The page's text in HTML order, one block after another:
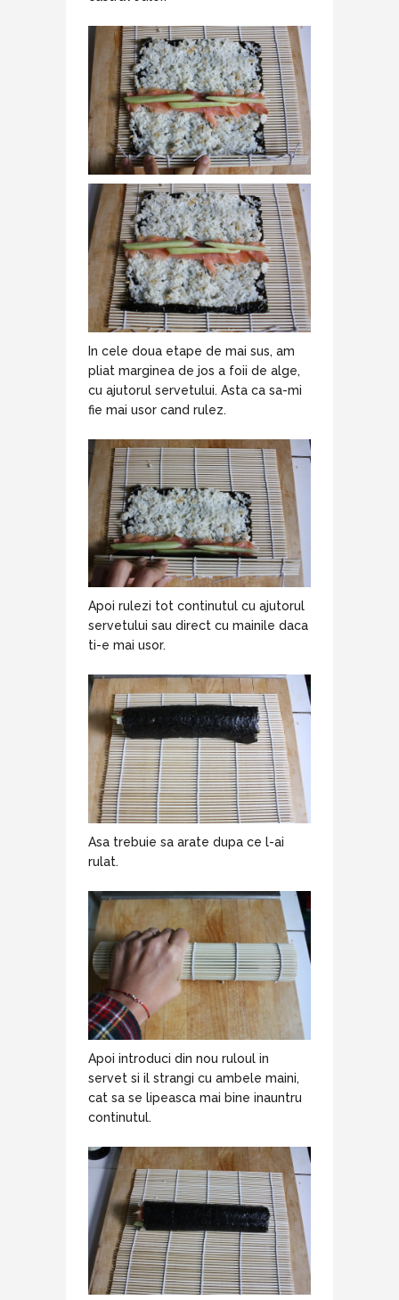
In cele doua etape de mai sus, am
pliat marginea de jos a foii de alge,
cu ajutorul servetului. Asta ca sa-mi
fie mai usor cand rulez.
Apoi rulezi tot continutul cu ajutorul
servetului sau direct cu mainile daca
ti-e mai usor.
Asa trebuie sa arate dupa ce l-ai
rulat.
Apoi introduci din nou ruloul in
servet si il strangi cu ambele maini,
cat sa se lipeasca mai bine inauntru
continutul.